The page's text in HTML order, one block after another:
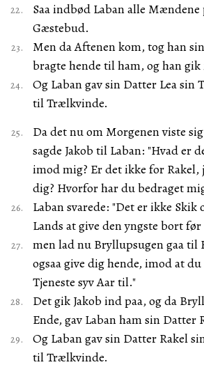
Saa indbød Laban alle Mændene
Gæstebud.
Men da Aftenen kom, tog han
bragte hende til ham, og han
Og Laban gav sin Datter Lea
til Trælkvinde.
Da det nu om Morgenen viste
sagde Jakob til Laban: "Hvad er
imod mig? Er det ikke for Rakel,
dig? Hvorfor har du bedraget
Laban svarede: "Det er ikke
Lands at give den yngste bort
men lad nu Bryllupsugen gaa til
ogsaa give dig hende, imod at
Tjeneste syv Aar til."
Det gik Jakob ind paa, og da
Ende, gav Laban ham sin
Og Laban gav sin Datter Rakel
til Trælkvinde.